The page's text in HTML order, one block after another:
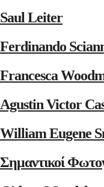
Saul Leiter
Ferdinando
Francesca
Agustin Victor
William Eugene
Σημαντικοί